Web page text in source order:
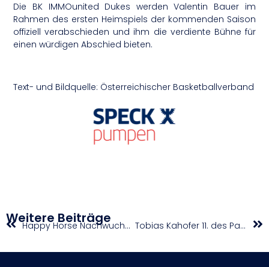
Die BK IMMOunited Dukes werden Valentin Bauer im
Rahmen des ersten Heimspiels der kommenden Saison
offiziell verabschieden und ihm die verdiente Bühne für
einen würdigen Abschied bieten.
Text- und Bildquelle: Österreichischer Basketballverband
Weitere Beiträge Happy Horse Nachwuchscup: Schranz zeigt sich wetterfest Tobias Kahofer 11. des Parkour-Weltcups in Amstrdam